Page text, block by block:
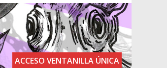
ACCESO VENTANILLA ÚNICA